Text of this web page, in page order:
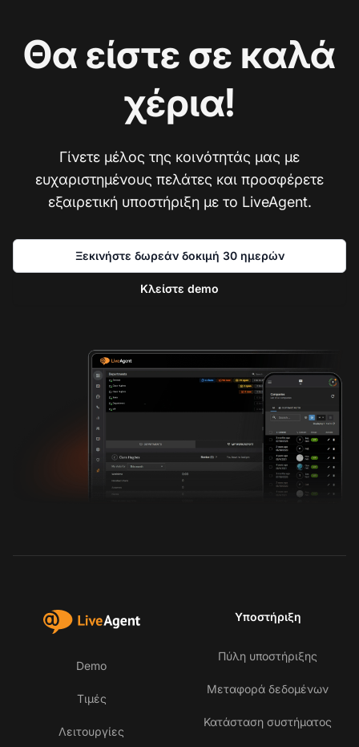
Θα είστε σε καλά
χέρια!
Γίνετε μέλος της κοινότητάς μας με
ευχαριστημένους πελάτες και προσφέρετε
εξαιρετική υποστήριξη με το LiveAgent.
Ξεκινήστε δωρεάν δοκιμή 30 ημερών
Κλείστε demo
Demo
Τιμές
Λειτουργίες
Υποστήριξη
Πύλη υποστήριξης
Μεταφορά δεδομένων
Κατάσταση συστήματος